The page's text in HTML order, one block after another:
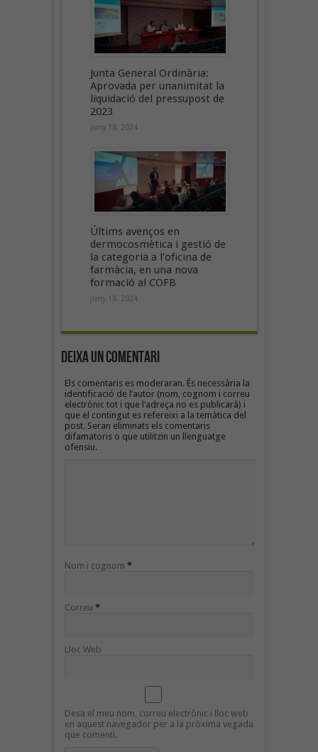
Junta General Ordinària:
Aprovada per unanimitat la
liquidació del pressupost de
2023
juny 18, 2024
Últims avenços en
dermocosmètica i gestió de
la categoria a l’oficina de
farmàcia, en una nova
formació al COFB
juny 18, 2024
Deixa un Comentari
Els comentaris es moderaran. És necessària la
identificació de l’autor (nom, cognom i correu
electrònic tot i que l’adreça no es publicarà) i
que el contingut es refereixi a la temàtica del
post. Seran eliminats els comentaris
difamatoris o que utilitzin un llenguatge
ofensiu.
Nom i cognom *
Correu *
Lloc Web
Desa el meu nom, correu electrònic i lloc web
en aquest navegador per a la pròxima vegada
que comenti.